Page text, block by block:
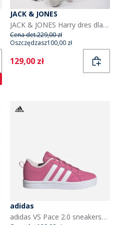
JACK & JONES
JACK & JONES Harry dres dla chłopca kolor Alloy
Cena det.229,00 zł
Oszczędzasz100,00 zł
Current
129,00 zł
adidas
adidas VS Pace 2.0 sneakersy dla młodzieży kolor Pink Fusion/Cloud White/Clear Pink